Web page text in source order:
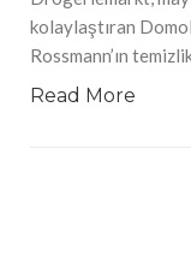
kolaylaştıran
Rossmann’ın
Read More